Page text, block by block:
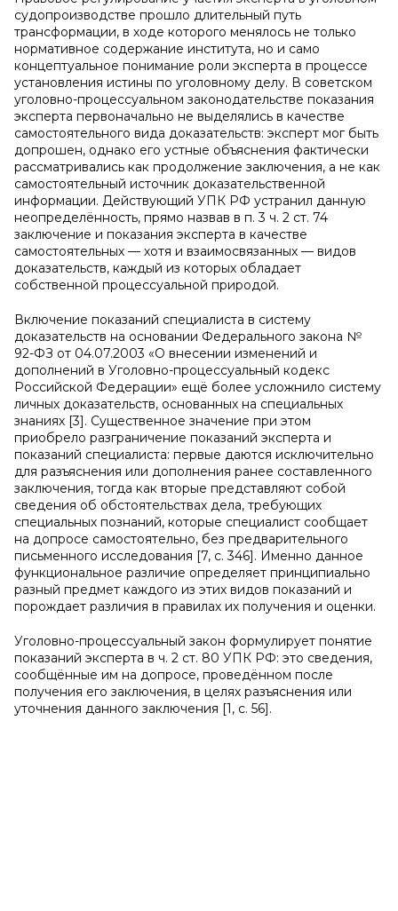
судопроизводстве прошло длительный путь
трансформации, в ходе которого менялось не только
нормативное содержание института, но и само
концептуальное понимание роли эксперта в процессе
установления истины по уголовному делу. В советском
уголовно-процессуальном законодательстве показания
эксперта первоначально не выделялись в качестве
самостоятельного вида доказательств: эксперт мог быть
допрошен, однако его устные объяснения фактически
рассматривались как продолжение заключения, а не как
самостоятельный источник доказательственной
информации. Действующий УПК РФ устранил данную
неопределённость, прямо назвав в п. 3 ч. 2 ст. 74
заключение и показания эксперта в качестве
самостоятельных — хотя и взаимосвязанных — видов
доказательств, каждый из которых обладает
собственной процессуальной природой.
Включение показаний специалиста в систему
доказательств на основании Федерального закона №
92-ФЗ от 04.07.2003 «О внесении изменений и
дополнений в Уголовно-процессуальный кодекс
Российской Федерации» ещё более усложнило систему
личных доказательств, основанных на специальных
знаниях [3]. Существенное значение при этом
приобрело разграничение показаний эксперта и
показаний специалиста: первые даются исключительно
для разъяснения или дополнения ранее составленного
заключения, тогда как вторые представляют собой
сведения об обстоятельствах дела, требующих
специальных познаний, которые специалист сообщает
на допросе самостоятельно, без предварительного
письменного исследования [7, с. 346]. Именно данное
функциональное различие определяет принципиально
разный предмет каждого из этих видов показаний и
порождает различия в правилах их получения и оценки.
Уголовно-процессуальный закон формулирует понятие
показаний эксперта в ч. 2 ст. 80 УПК РФ: это сведения,
сообщённые им на допросе, проведённом после
получения его заключения, в целях разъяснения или
уточнения данного заключения [1, с. 56].